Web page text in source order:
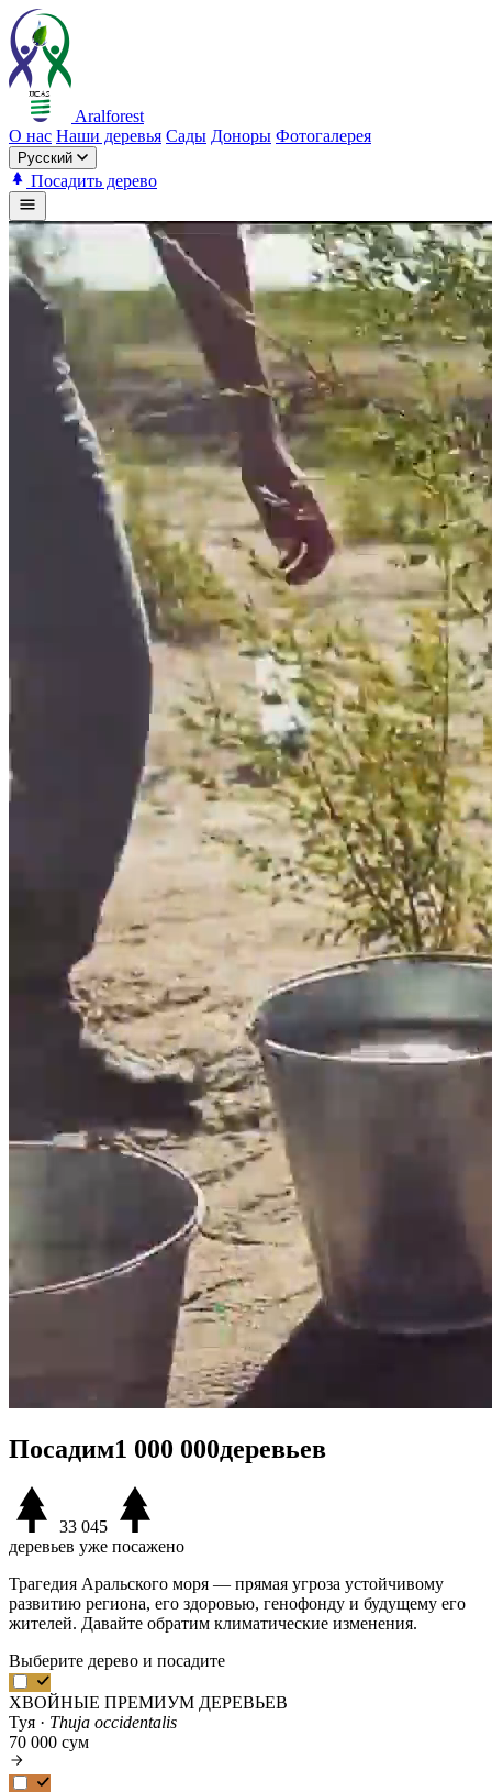
Aralforest
О нас Наши деревья Сады Доноры Фотогалерея
Русский
Посадить дерево
Посадим1 000 000деревьев
33 045
деревьев уже посажено
Трагедия Аральского моря — прямая угроза устойчивому
развитию региона, его здоровью, генофонду и будущему его
жителей. Давайте обратим климатические изменения.
Выберите дерево и посадите
ХВОЙНЫЕ ПРЕМИУМ ДЕРЕВЬЕВ
Туя · Thuja occidentalis
70 000 сум